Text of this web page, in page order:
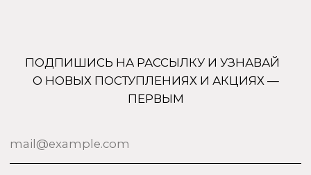
Для тела
Для дома Дополнительно